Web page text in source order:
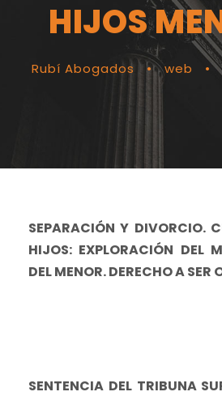
HIJOS
Rubí Abogados • web •
SEPARACIÓN Y DIVORCIO.
HIJOS: EXPLORACIÓN DEL
DEL MENOR. DERECHO A SER
SENTENCIA DEL TRIBUNA